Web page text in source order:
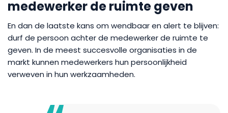
medewerker de ruimte geven
En dan de laatste kans om wendbaar en alert te blijven:
durf de persoon achter de medewerker de ruimte te
geven. In de meest succesvolle organisaties in de
markt kunnen medewerkers hun persoonlijkheid
verweven in hun werkzaamheden.